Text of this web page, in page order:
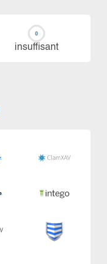
in­suf­fi­sant